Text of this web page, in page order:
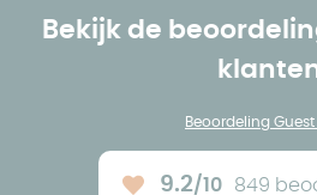
Bekijk de
Beoordeling Guest
9.2/10 849